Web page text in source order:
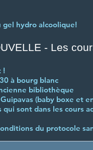
gel hydro alcoolique!
- Les
!
à bourg blanc
bibliothèque
(baby boxe et
sont dans les cours
du protocole